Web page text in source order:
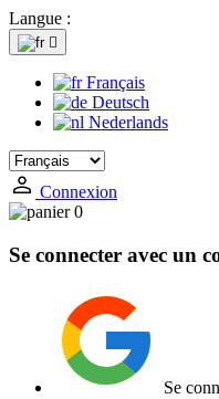
Langue :

Français
Deutsch
Nederlands
Connexion
0
Se connecter avec un
Se